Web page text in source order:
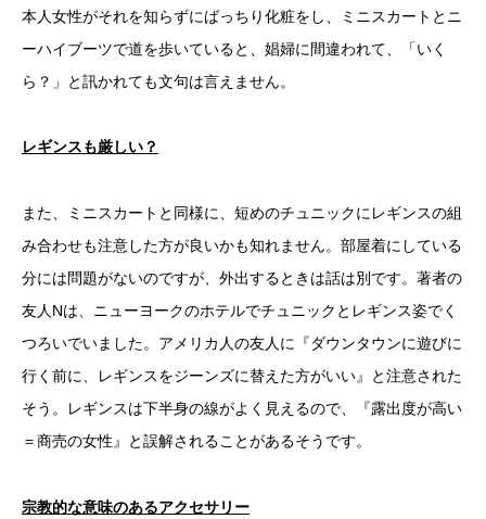
本人女性がそれを知らずにばっちり化粧をし、ミニスカートとニ
ーハイブーツで道を歩いていると、娼婦に間違われて、「いく
ら？」と訊かれても文句は言えません。
レギンスも厳しい？
また、ミニスカートと同様に、短めのチュニックにレギンスの組
み合わせも注意した方が良いかも知れません。部屋着にしている
分には問題がないのですが、外出するときは話は別です。著者の
友人Nは、ニューヨークのホテルでチュニックとレギンス姿でく
つろいでいました。アメリカ人の友人に『ダウンタウンに遊びに
行く前に、レギンスをジーンズに替えた方がいい』と注意された
そう。レギンスは下半身の線がよく見えるので、『露出度が高い
＝商売の女性』と誤解されることがあるそうです。
宗教的な意味のあるアクセサリー